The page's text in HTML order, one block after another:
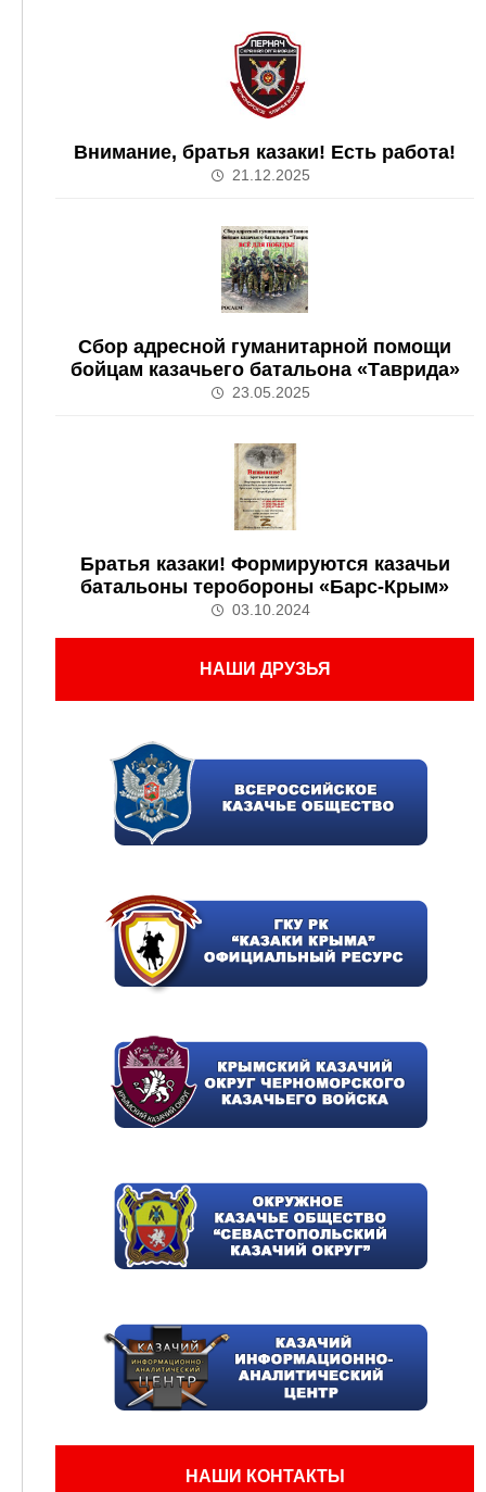
Внимание, братья казаки! Есть работа!
21.12.2025
Сбор адресной гуманитарной помощи
бойцам казачьего батальона «Таврида»
23.05.2025
Братья казаки! Формируются казачьи
батальоны теробороны «Барс-Крым»
03.10.2024
НАШИ ДРУЗЬЯ
НАШИ КОНТАКТЫ